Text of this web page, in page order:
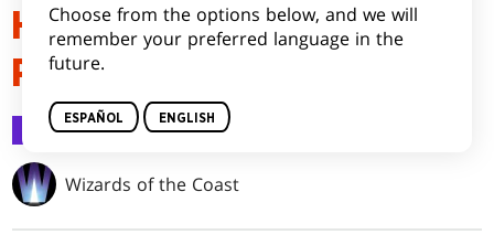
HORIZONTES DE ALQUIMIA:
PUERTA DE BALDUR
Galería de cartas 29 jun 2022
Wizards of the Coast
Choose from the options below, and we will
remember your preferred language in the
future.
ESPAÑOL ENGLISH